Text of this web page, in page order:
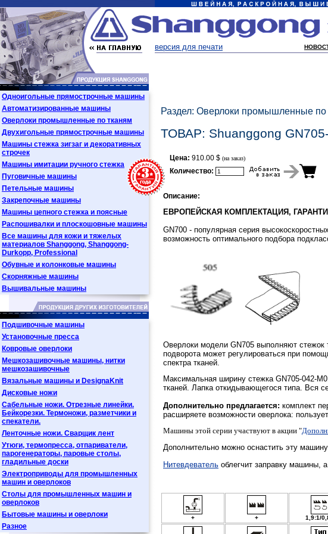
версия для печати
Одноигольные прямострочные машины
Автоматизированные машины
Оверлоки промышленные по тканям
Двухигольные прямострочные машины
Машины стежка зигзаг и декоративных
строчек
Машины имитации ручного стежка
Пуговичные машины
Петельные машины
Закрепочные машины
Машины цепного стежка и поясные
Распошивалки и плоскошовные машины
Все машины для кожи и тяжелых
материалов Shanggong, Shanggong-
Durkopp, Professional
Обувные и колонковые машины
Скорняжные машины
Вышивальные машины
Подшивочные машины
Установочные пресса
Ковровые оверлоки
Мешкозашивочные машины, нитки
мешкозашивочные
Вязальные машины и DesignaKnit
Дисковые ножи
Сабельные ножи. Отрезные линейки.
Бейкорезки. Термоножи, разметчики и
спекатели.
Ленточные ножи. Сварщик лент
Утюги, термопресса, отпариватели,
парогенераторы, паровые столы,
гладильные доски
Электроприводы для промышленных
машин и оверлоков
Столы для промышленных машин и
оверлоков
Бытовые машины и оверлоки
Разное
Раздел: Оверлоки промышленные по
ТОВАР: Shuanggong
Цена: 910.00 $ (на заказ)
Количество:
Описание:
ЕВРОПЕЙСКАЯ КОМПЛЕКТАЦИЯ, ГАРАНТИЯ
GN700 - популярная серия
возможность оптимального подбора
Оверлоки модели GN705 выполняют стежок
подворота может регулироваться при
спектра тканей.
Максимальная ширину стежка GN705-042-
тканей. Лапка откидывающегося типа. Вся
Дополнительно предлагается: комплект
расширяете возможности оверлока:
Машины этой серии участвуют в акции "
Дополнительно можно оснастить эту
Нитевдеватель облегчит заправку машины,
+ + 1,9:1/